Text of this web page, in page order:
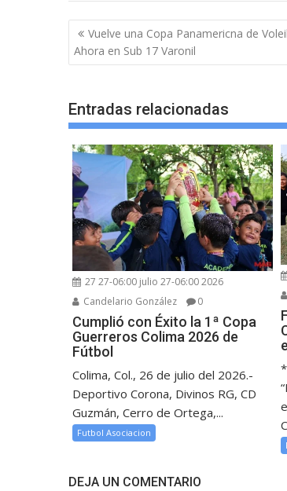
Navegación
de
entradas
Vuelve una Copa Panamericna de
Ahora en Sub 17 Varonil
Entradas relacionadas
27 27-06:00 julio 27-06:00 2026
Candelario González
0
Cumplió con Éxito la 1ª Copa
Guerreros Colima 2026 de
Fútbol
Colima, Col., 26 de julio del 2026.-
Deportivo Corona, Divinos RG, CD
Guzmán, Cerro de Ortega,...
Futbol Asociacion
DEJA UN COMENTARIO